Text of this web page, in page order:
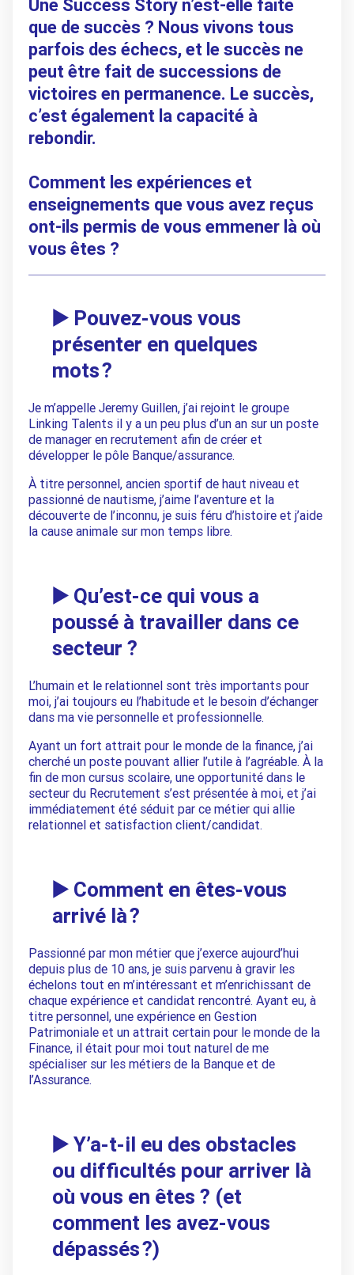
Une Success Story n’est-elle faite
que de succès ? Nous vivons tous
parfois des échecs, et le succès ne
peut être fait de successions de
victoires en permanence. Le succès,
c’est également la capacité à
rebondir.
Comment les expériences et
enseignements que vous avez reçus
ont-ils permis de vous emmener là où
vous êtes ?
▶️ Pouvez-vous vous
présenter en quelques
mots ?
Je m’appelle Jeremy Guillen, j’ai rejoint le groupe
Linking Talents il y a un peu plus d’un an sur un poste
de manager en recrutement afin de créer et
développer le pôle Banque/assurance.
À titre personnel, ancien sportif de haut niveau et
passionné de nautisme, j’aime l’aventure et la
découverte de l’inconnu, je suis féru d’histoire et j’aide
la cause animale sur mon temps libre.
▶️ Qu’est-ce qui vous a
poussé à travailler dans ce
secteur ?
L’humain et le relationnel sont très importants pour
moi, j’ai toujours eu l’habitude et le besoin d’échanger
dans ma vie personnelle et professionnelle.
Ayant un fort attrait pour le monde de la finance, j’ai
cherché un poste pouvant allier l’utile à l’agréable. À la
fin de mon cursus scolaire, une opportunité dans le
secteur du Recrutement s’est présentée à moi, et j’ai
immédiatement été séduit par ce métier qui allie
relationnel et satisfaction client/candidat.
▶️ Comment en êtes-vous
arrivé là ?
Passionné par mon métier que j’exerce aujourd’hui
depuis plus de 10 ans, je suis parvenu à gravir les
échelons tout en m’intéressant et m’enrichissant de
chaque expérience et candidat rencontré. Ayant eu, à
titre personnel, une expérience en Gestion
Patrimoniale et un attrait certain pour le monde de la
Finance, il était pour moi tout naturel de me
spécialiser sur les métiers de la Banque et de
l’Assurance.
▶️ Y’a-t-il eu des obstacles
ou difficultés pour arriver là
où vous en êtes ? (et
comment les avez-vous
dépassés ?)